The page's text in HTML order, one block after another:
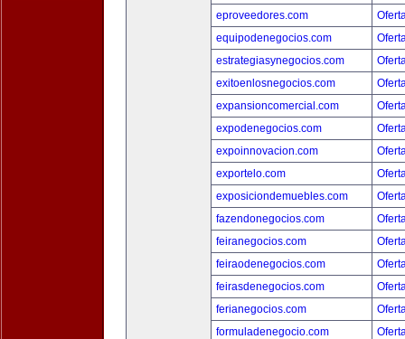
eproveedores.com
equipodenegocios.com
estrategiasynegocios.com
exitoenlosnegocios.com
expansioncomercial.com
expodenegocios.com
expoinnovacion.com
exportelo.com
exposiciondemuebles.com
fazendonegocios.com
feiranegocios.com
feiraodenegocios.com
feirasdenegocios.com
ferianegocios.com
formuladenegocio.com